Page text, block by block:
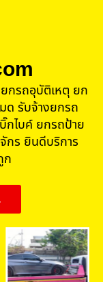
กรถอุบัติเหตุ ยก
ด รับจ้างยกรถ
กไบค์ ยกรถป้าย
กร ยินดีบริการ
ก